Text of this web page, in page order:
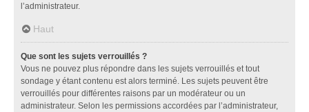
l’administrateur.
Haut
Que sont les sujets verrouillés ?
Vous ne pouvez plus répondre dans les sujets verrouillés et tout
sondage y étant contenu est alors terminé. Les sujets peuvent être
verrouillés pour différentes raisons par un modérateur ou un
administrateur. Selon les permissions accordées par l’administrateur,